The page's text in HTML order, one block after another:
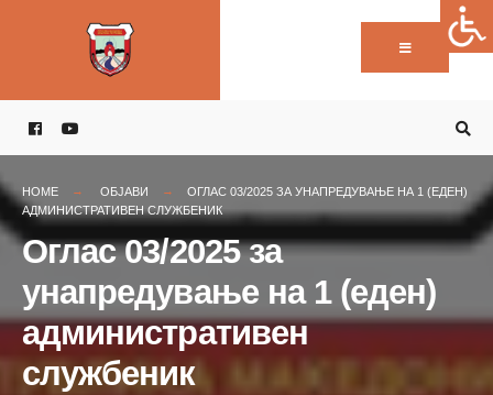
HOME ОБЈАВИ
ОГЛАС 03/2025 ЗА УНАПРЕДУВАЊЕ НА 1 (ЕДЕН)
АДМИНИСТРАТИВЕН СЛУЖБЕНИК
Оглас 03/2025 за
унапредување на 1 (еден)
административен
службеник